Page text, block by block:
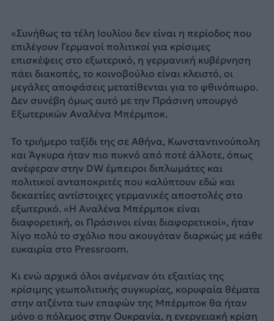
«Συνήθως τα τέλη Ιουλίου δεν είναι η περίοδος που
επιλέγουν Γερμανοί πολιτικοί για κρίσιμες
επισκέψεις στο εξωτερικό, η γερμανική κυβέρνηση
πάει διακοπές, το κοινοβούλιο είναι κλειστό, οι
μεγάλες αποφάσεις μετατίθενται για το φθινόπωρο.
Δεν συνέβη όμως αυτό με την Πράσινη υπουργό
Εξωτερικών Αναλένα Μπέρμποκ.
Το τριήμερο ταξίδι της σε Αθήνα, Κωνσταντινούπολη
και Άγκυρα ήταν πιο πυκνό από ποτέ άλλοτε, όπως
ανέφεραν στην DW έμπειροι διπλωμάτες και
πολιτικοί ανταποκριτές που καλύπτουν εδώ και
δεκαετίες αντίστοιχες γερμανικές αποστολές στο
εξωτερικό. «Η Αναλένα Μπέρμποκ είναι
διαφορετική, οι Πράσινοι είναι διαφορετικοί», ήταν
λίγο πολύ το σχόλιο που ακουγόταν διαρκώς με κάθε
ευκαιρία στο Pressroom.
Κι ενώ αρχικά όλοι ανέμεναν ότι εξαιτίας της
κρίσιμης γεωπολιτικής συγκυρίας, κορυφαία θέματα
στην ατζέντα των επαφών της Μπέρμποκ θα ήταν
μόνο ο πόλεμος στην Ουκρανία, η ενεργειακή κρίση